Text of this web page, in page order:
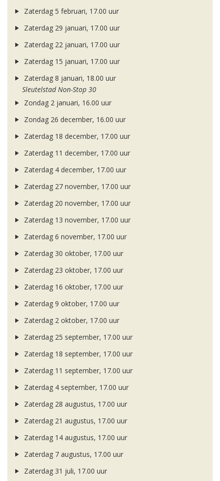
Zaterdag 5 februari, 17.00 uur
Zaterdag 29 januari, 17.00 uur
Zaterdag 22 januari, 17.00 uur
Zaterdag 15 januari, 17.00 uur
Zaterdag 8 januari, 18.00 uur
Sleutelstad Non-Stop 30
Zondag 2 januari, 16.00 uur
Zondag 26 december, 16.00 uur
Zaterdag 18 december, 17.00 uur
Zaterdag 11 december, 17.00 uur
Zaterdag 4 december, 17.00 uur
Zaterdag 27 november, 17.00 uur
Zaterdag 20 november, 17.00 uur
Zaterdag 13 november, 17.00 uur
Zaterdag 6 november, 17.00 uur
Zaterdag 30 oktober, 17.00 uur
Zaterdag 23 oktober, 17.00 uur
Zaterdag 16 oktober, 17.00 uur
Zaterdag 9 oktober, 17.00 uur
Zaterdag 2 oktober, 17.00 uur
Zaterdag 25 september, 17.00 uur
Zaterdag 18 september, 17.00 uur
Zaterdag 11 september, 17.00 uur
Zaterdag 4 september, 17.00 uur
Zaterdag 28 augustus, 17.00 uur
Zaterdag 21 augustus, 17.00 uur
Zaterdag 14 augustus, 17.00 uur
Zaterdag 7 augustus, 17.00 uur
Zaterdag 31 juli, 17.00 uur